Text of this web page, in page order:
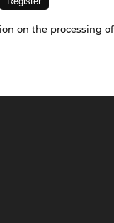
on the processing